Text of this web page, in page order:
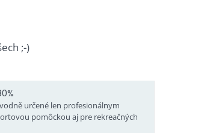
;-)
určené len profesionálnym
pomôckou aj pre rekreačných